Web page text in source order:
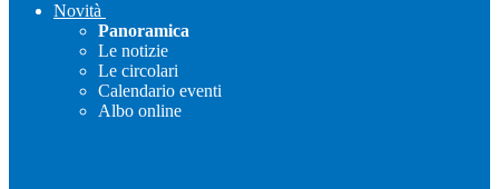
Novità
Panoramica
Le notizie
Le circolari
Calendario eventi
Albo online